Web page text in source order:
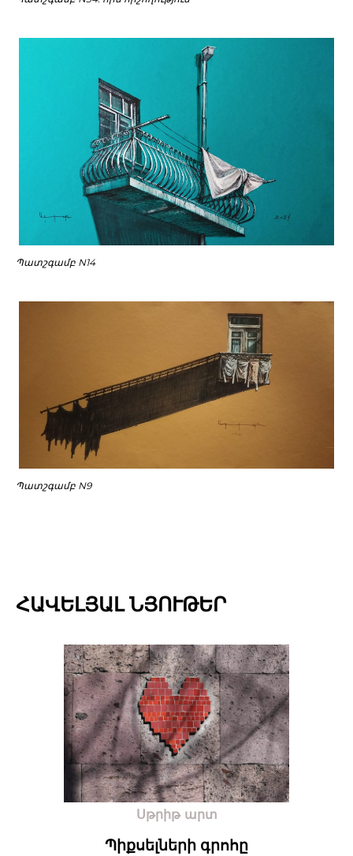
Պատշգամբ N14
Պատշգամբ N9
ՀԱՎԵԼՅԱԼ ՆՅՈՒԹԵՐ
Սթրիթ արտ
Պիքսելների գրոհը